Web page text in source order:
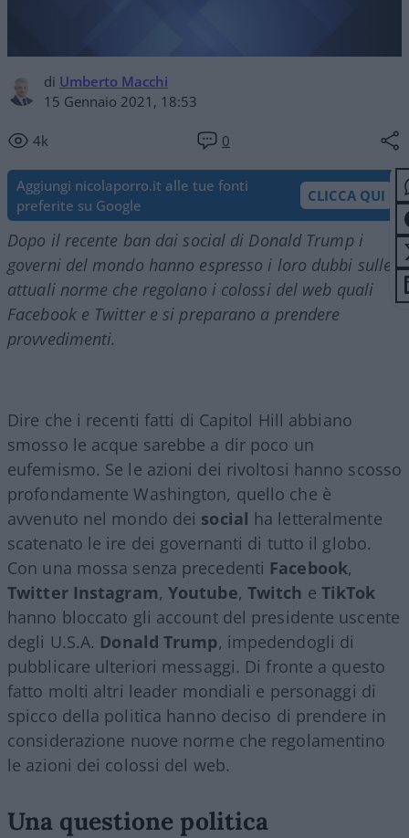
di Umberto Macchi
15 Gennaio 2021, 18:53
4k 0
Aggiungi nicolaporro.it alle tue fonti
preferite su Google
CLICCA QUI
Dopo il recente ban dai social di Donald Trump i
governi del mondo hanno espresso i loro dubbi sulle
attuali norme che regolano i colossi del web quali
Facebook e Twitter e si preparano a prendere
provvedimenti.
Dire che i recenti fatti di Capitol Hill abbiano
smosso le acque sarebbe a dir poco un
eufemismo. Se le azioni dei rivoltosi hanno scosso
profondamente Washington, quello che è
avvenuto nel mondo dei social ha letteralmente
scatenato le ire dei governanti di tutto il globo.
Con una mossa senza precedenti Facebook,
Twitter Instagram, Youtube, Twitch e TikTok
hanno bloccato gli account del presidente uscente
degli U.S.A. Donald Trump, impedendogli di
pubblicare ulteriori messaggi. Di fronte a questo
fatto molti altri leader mondiali e personaggi di
spicco della politica hanno deciso di prendere in
considerazione nuove norme che regolamentino
le azioni dei colossi del web.
Una questione politica